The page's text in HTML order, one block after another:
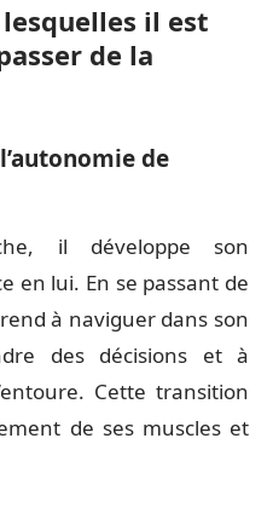
il est
de la
de
il développe son
en lui. En se passant de
à naviguer dans son
des décisions et à
Cette transition
de ses muscles et